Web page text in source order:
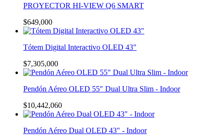
PROYECTOR HI-VIEW Q6 SMART
$649,000
Tótem Digital Interactivo OLED 43"
$7,305,000
Pendón Aéreo OLED 55" Dual Ultra Slim - Indoor
$10,442,060
Pendón Aéreo Dual OLED 43" - Indoor